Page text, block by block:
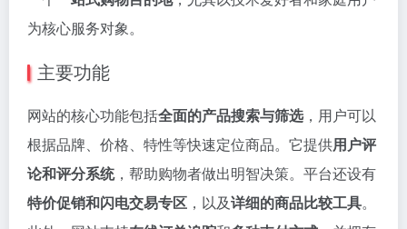
为核心服务对象。
主要功能
网站的核心功能包括全面的产品搜索与筛选，用户可以
根据品牌、价格、特性等快速定位商品。它提供用户评
论和评分系统，帮助购物者做出明智决策。平台还设有
特价促销和闪电交易专区 ，以及详细的商品比较工具。